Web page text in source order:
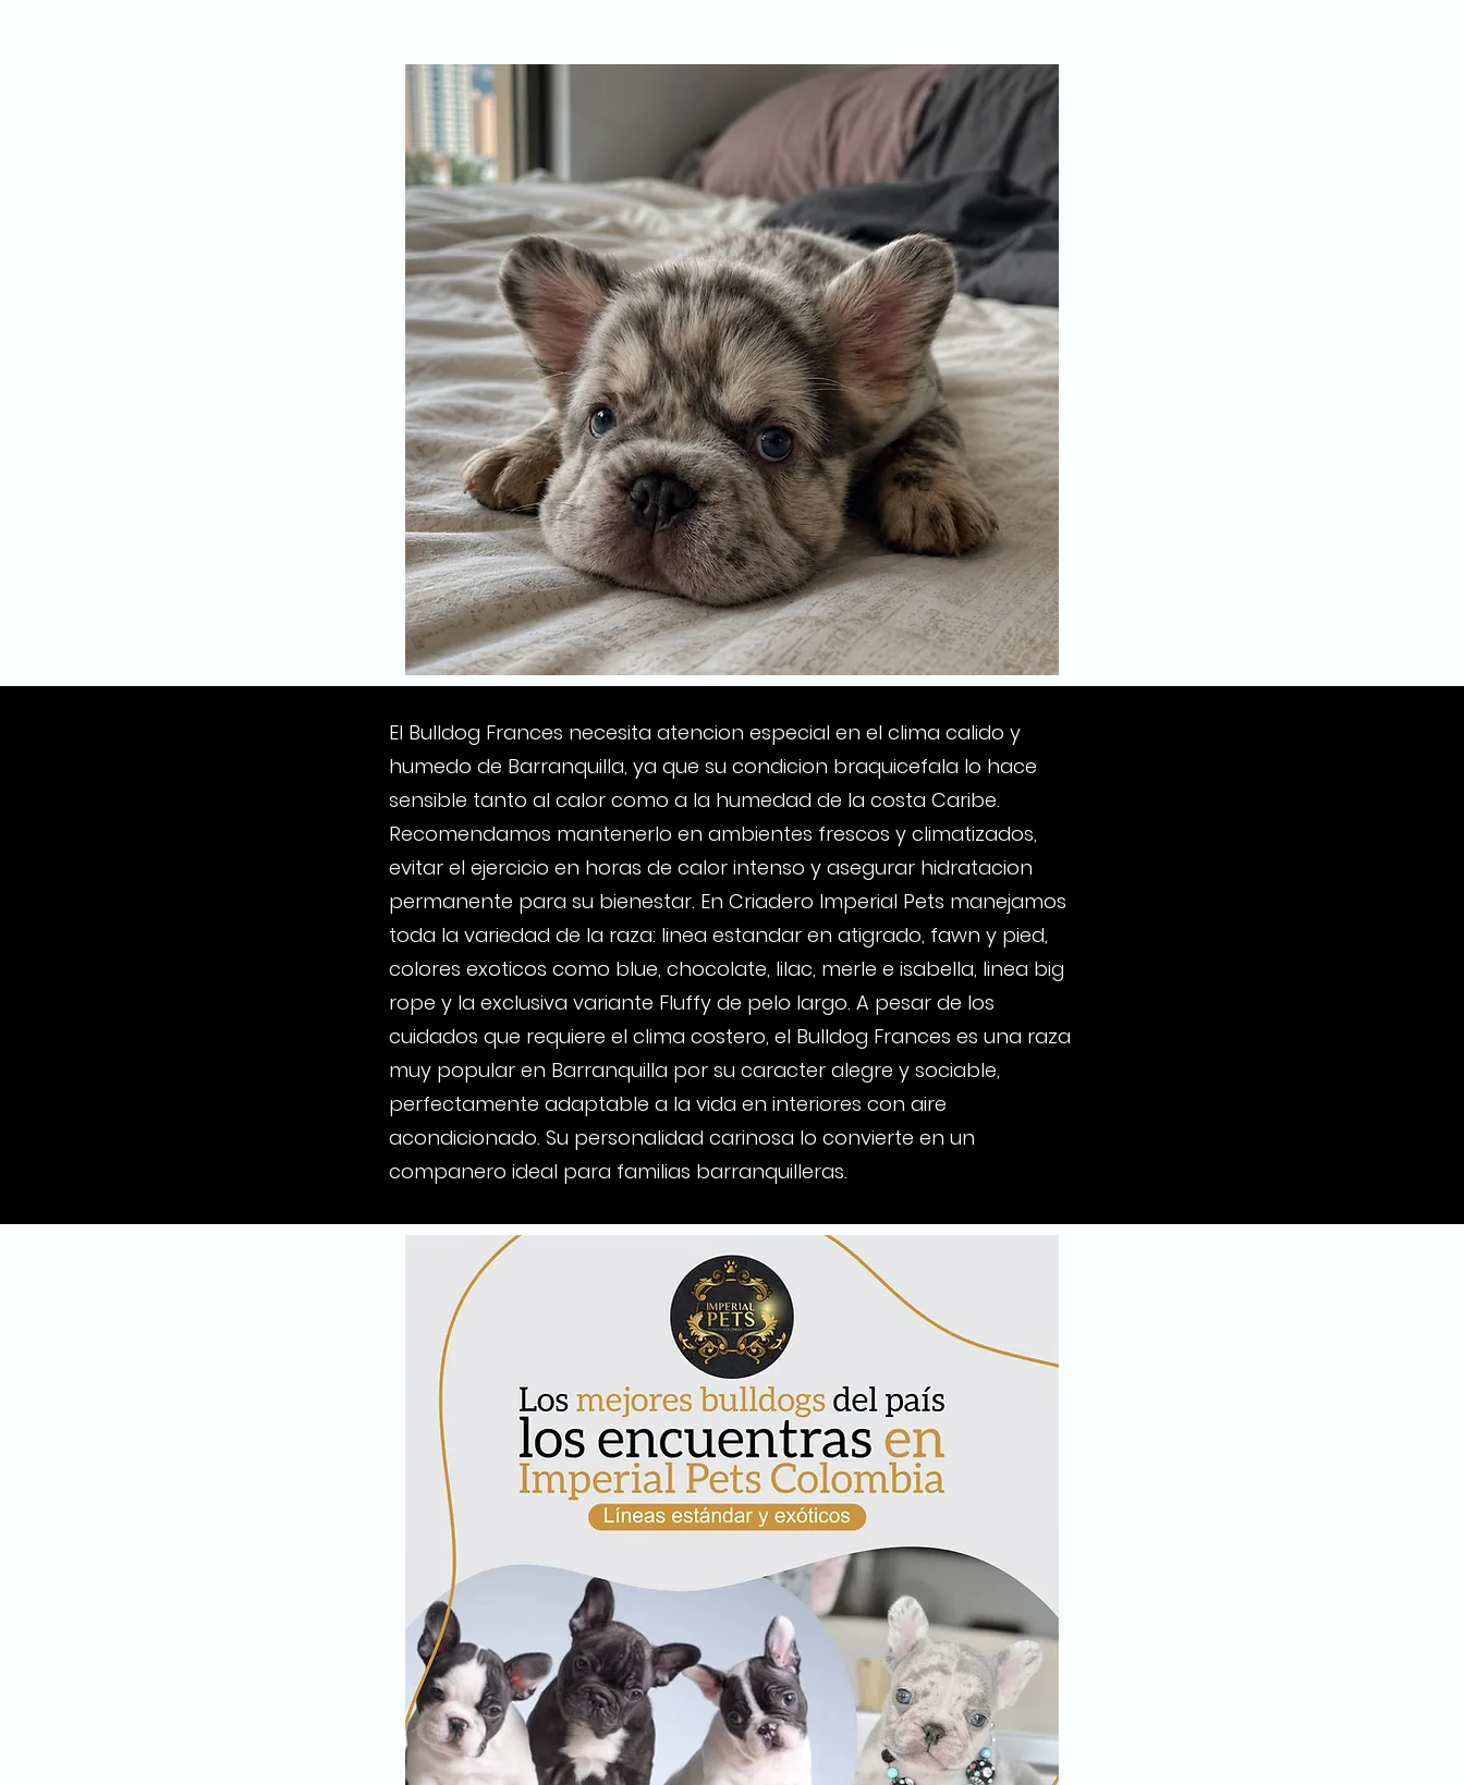
El Bulldog Frances necesita atencion especial en el clima calido y
humedo de Barranquilla, ya que su condicion braquicefala lo hace
sensible tanto al calor como a la humedad de la costa Caribe.
Recomendamos mantenerlo en ambientes frescos y climatizados,
evitar el ejercicio en horas de calor intenso y asegurar hidratacion
permanente para su bienestar. En Criadero Imperial Pets manejamos
toda la variedad de la raza: linea estandar en atigrado, fawn y pied,
colores exoticos como blue, chocolate, lilac, merle e isabella, linea big
rope y la exclusiva variante Fluffy de pelo largo. A pesar de los
cuidados que requiere el clima costero, el Bulldog Frances es una raza
muy popular en Barranquilla por su caracter alegre y sociable,
perfectamente adaptable a la vida en interiores con aire
acondicionado. Su personalidad carinosa lo convierte en un
companero ideal para familias barranquilleras.